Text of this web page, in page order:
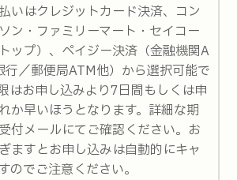
いはクレジットカード決済、コン
ン・ファミリーマート・セイコー
ップ）、ペイジー決済（金融機関A
／郵便局ATM他）から選択可能で
はお申し込みより7日間もしくは申
か早いほうとなります。詳細な期
付メールにてご確認ください。お
ますとお申し込みは自動的にキャ
のでご注意ください。